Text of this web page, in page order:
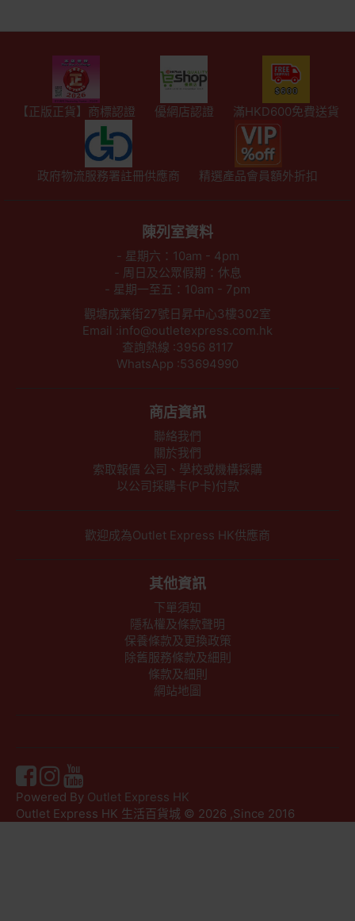
【正版正貨】商標認證 優網店認證 滿HKD600免費送貨
政府物流服務署註冊供應商 精選產品會員額外折扣
陳列室資料
- 星期六：10am - 4pm
- 周日及公眾假期：休息
- 星期一至五：10am - 7pm
觀塘成業街27號日昇中心3樓302室
Email :info@outletexpress.com.hk
查詢熱線 :3956 8117
WhatsApp :53694990
商店資訊
聯絡我們
關於我們
索取報價 公司、學校或機構採購
以公司採購卡(P卡)付款
歡迎成為Outlet Express HK供應商
其他資訊
下單須知
隱私權及條款聲明
保養條款及更換政策
除舊服務條款及細則
條款及細則
網站地圖
Powered By Outlet Express HK
Outlet Express HK 生活百貨城 © 2026 ,Since 2016